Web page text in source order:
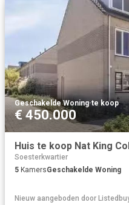
Geschakelde Woning·te koop
€ 450.000
Soesterkwartier
5 KamersGeschakelde Woning
Nieuw aangeboden door